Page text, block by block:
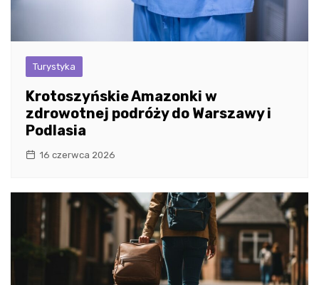
Turystyka
Krotoszyńskie Amazonki w
zdrowotnej podróży do Warszawy i
Podlasia
16 czerwca 2026